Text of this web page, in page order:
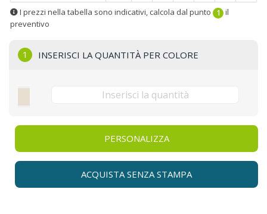
I prezzi nella tabella sono indicativi, calcola dal punto 1 il
preventivo
1 INSERISCI LA QUANTITÀ PER COLORE
PERSONALIZZA
ACQUISTA SENZA STAMPA